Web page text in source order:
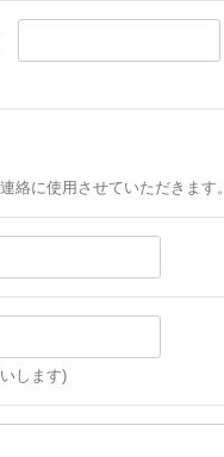
絡に使用させていただきます。
します)